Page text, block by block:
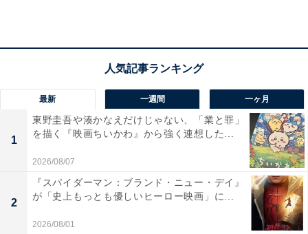
画像出典：NHK『光る君へ』公式Webサイト
最新 一週間 一ヶ月
1
東野圭吾や湊かなえだけじゃない、「業と罪」
を描く『映画ちいかわ』から強く連想した...
2026/08/07
2
『スパイダーマン：ブランド・ニュー・デイ』
が「史上もっとも優しいヒーロー映画」に...
2026/08/01